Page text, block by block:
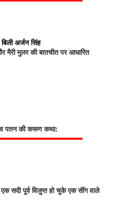
अर्जन सिंह
मैरी मुलर की बातचीत पर आधारित
व पतन की करूण कथा:
सदी पूर्व विलुप्त हो चुके एक सींग वाले